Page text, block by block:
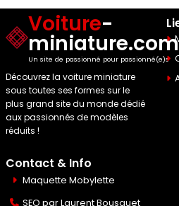
Voiture-
miniature.com
Un site de passionné pour passionné(e)s
Découvrez la voiture miniature
sous toutes ses formes sur le
plus grand site du monde dédié
aux passionnés de modèles
réduits !
Contact & Info
Maquette Mobylette
SEO parLaurent Bousquet